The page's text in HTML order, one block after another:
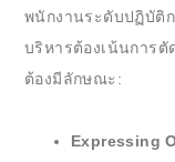
พนักงานระดับปฏิบัติ
บริหารต้องเน้นการตั
ต้องมีลักษณะ:
Expressing